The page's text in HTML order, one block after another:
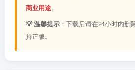
商业用途。
💡 温馨提示 ：下载后请在24小时内删
持正版。